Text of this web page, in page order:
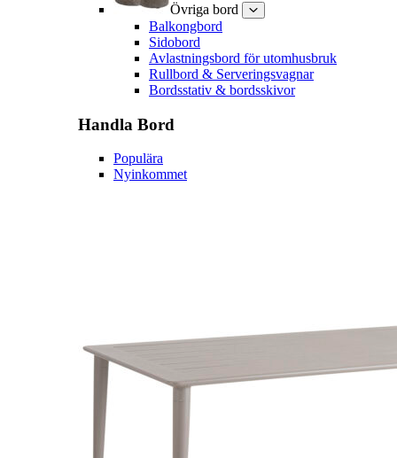
Övriga bord
Balkongbord
Sidobord
Avlastningsbord för utomhusbruk
Rullbord & Serveringsvagnar
Bordsstativ & bordsskivor
Handla Bord
Populära
Nyinkommet